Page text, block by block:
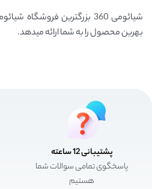
شیائومی 360 بزرگترین
بهرین محصول را به شما ارائه میدهد.
پشتیبانی 12 ساعته
پاسخگوی تمامی سوالات شما
هستیم